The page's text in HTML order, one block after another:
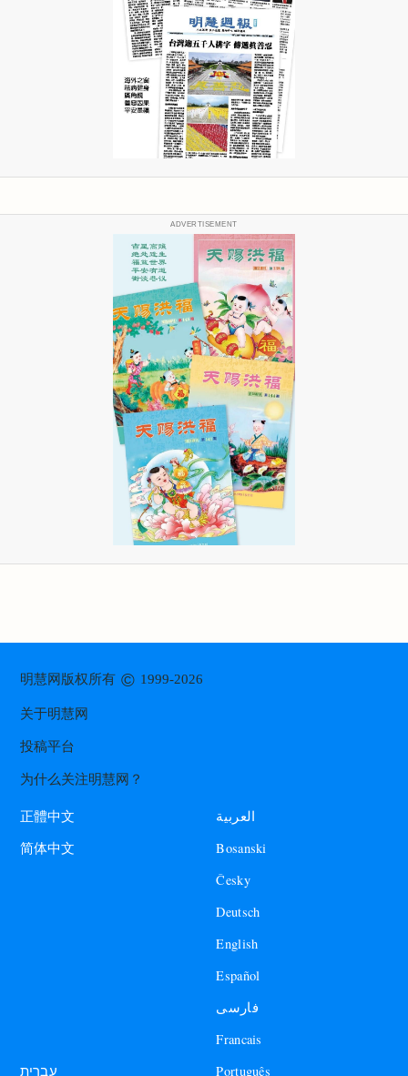
ADVERTISEMENT
明慧网版权所有© 1999-2026
关于明慧网
投稿平台
为什么关注明慧网？
正體中文
简体中文
العربية
Bosanski
Česky
Deutsch
English
Español
فارسی
Francais
עברית
Português